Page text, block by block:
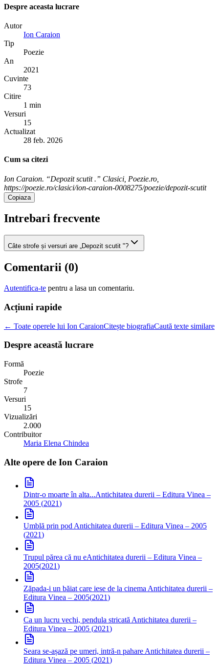
Despre aceasta lucrare
Autor
Ion Caraion
Tip
Poezie
An
2021
Cuvinte
73
Citire
1 min
Versuri
15
Actualizat
28 feb. 2026
Cum sa citezi
Ion Caraion. “Depozit scutit .” Clasici, Poezie.ro,
https://poezie.ro/clasici/ion-caraion-0008275/poezie/depozit-scutit
Copiaza
Intrebari frecvente
Câte strofe și versuri are „Depozit scutit "?
Comentarii (0)
Autentifica-te pentru a lasa un comentariu.
Acțiuni rapide
← Toate operele lui Ion CaraionCitește biografiaCaută texte similare
Despre această lucrare
Formă
Poezie
Strofe
7
Versuri
15
Vizualizări
2.000
Contribuitor
Maria Elena Chindea
Alte opere de Ion Caraion
Dintr-o moarte în alta...Antichitatea durerii – Editura Vinea –
2005 (2021)
Umblă prin podAntichitatea durerii – Editura Vinea – 2005
(2021)
Trupul părea că nu eAntichitatea durerii – Editura Vinea –
2005(2021)
Zăpada-i un băiat care iese de la cinemaAntichitatea durerii –
Editura Vinea – 2005(2021)
Ca un lucru vechi, pendula stricatăAntichitatea durerii –
Editura Vinea – 2005 (2021)
Seara se-așază pe umeri, intră-n pahareAntichitatea durerii –
Editura Vinea – 2005 (2021)